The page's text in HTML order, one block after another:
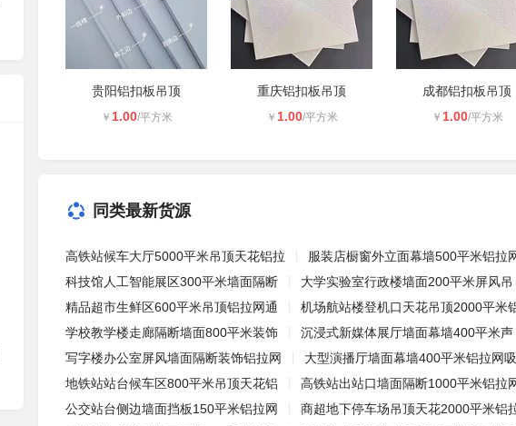
贵阳铝扣板吊顶
￥ 1.00/平方米
重庆铝扣板吊顶
￥ 1.00/平方米
成都铝扣板吊顶
￥ 1.00/平方米
同类最新货源
高铁站候车大厅5000平米吊顶天花铝拉 服装店橱窗外立面幕墙500平米铝拉
科技馆人工智能展区300平米墙面隔断
大学实验室行政楼墙面200平米屏风吊
精品超市生鲜区600平米吊顶铝拉网通
机场航站楼登机口天花吊顶2000平米
学校教学楼走廊隔断墙面800平米装饰
沉浸式新媒体展厅墙面幕墙400平米声
写字楼办公室屏风墙面隔断装饰铝拉网
大型演播厅墙面幕墙400平米铝拉网吸
地铁站站台候车区800平米吊顶天花铝
高铁站出站口墙面隔断1000平米铝拉
公交站台侧边墙面挡板150平米铝拉网
商超地下停车场吊顶天花2000平米铝